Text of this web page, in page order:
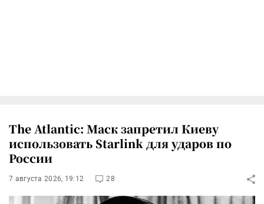
The Atlantic: Маск запретил Киеву
использовать Starlink для ударов по
России
7 августа 2026, 19:12 28